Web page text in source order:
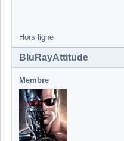
Hors ligne
BluRayAttitude
Membre